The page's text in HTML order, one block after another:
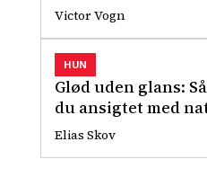
Victor Vogn
Glød uden glans:
du ansigtet med
HUN
Elias Skov